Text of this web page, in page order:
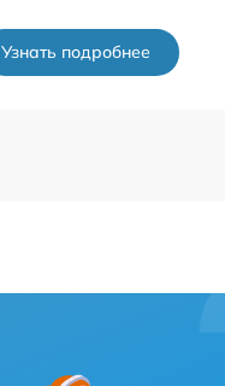
Узнать подробнее